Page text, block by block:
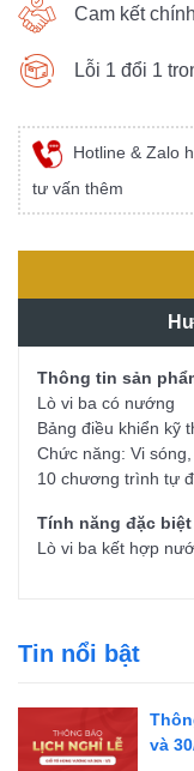
Cam kết
Lỗi 1 đổi 1
Hotline & Zalo
tư vấn thêm
Thông tin sản
Lò vi ba có nướng
Bảng điều khiển kỹ
Chức năng: Vi
10 chương trình tự
Tính năng đặc biệt
Lò vi ba kết hợp
Tin nổi bật
và